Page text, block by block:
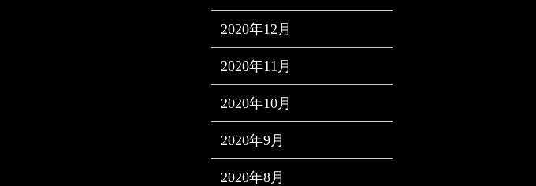
2020年12月
2020年11月
2020年10月
2020年9月
2020年8月